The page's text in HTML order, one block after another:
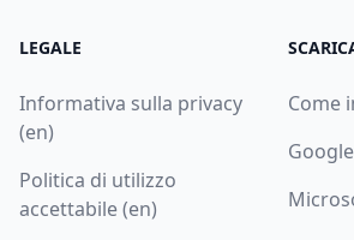
LEGALE
Informativa sulla privacy
(en)
Politica di utilizzo
accettabile (en)
Come